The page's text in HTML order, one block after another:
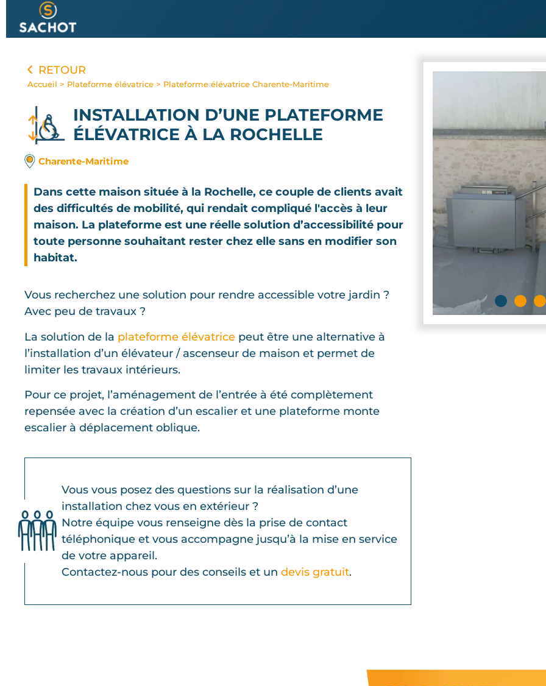
RETOUR
Accueil > Plateforme élévatrice > Plateforme élévatrice Charente-Maritime
INSTALLATION D’UNE PLATEFORME
ÉLÉVATRICE À LA ROCHELLE
Charente-Maritime
Dans cette maison située à la Rochelle, ce couple de clients avait
des difficultés de mobilité, qui rendait compliqué l'accès à leur
maison. La plateforme est une réelle solution d’accessibilité pour
toute personne souhaitant rester chez elle sans en modifier son
habitat.
Vous recherchez une solution pour rendre accessible votre jardin ?
Avec peu de travaux ?
La solution de la plateforme élévatrice peut être une alternative à
l’installation d’un élévateur / ascenseur de maison et permet de
limiter les travaux intérieurs.
Pour ce projet, l’aménagement de l’entrée à été complètement
repensée avec la création d’un escalier et une plateforme monte
escalier à déplacement oblique.
Vous vous posez des questions sur la réalisation d’une
installation chez vous en extérieur ?
Notre équipe vous renseigne dès la prise de contact
téléphonique et vous accompagne jusqu’à la mise en service
de votre appareil.
Contactez-nous pour des conseils et un devis gratuit.
Panneau de gestion des cookies